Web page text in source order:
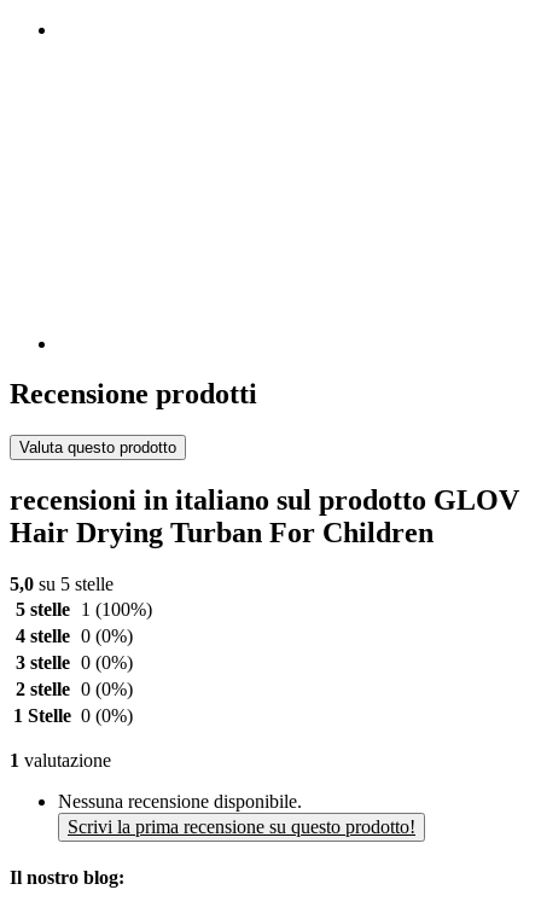
Recensione prodotti
Valuta questo prodotto
recensioni in italiano sul prodotto GLOV
Hair Drying Turban For Children
5,0 su 5 stelle
5 stelle
1 (100%)
4 stelle 0 (0%)
3 stelle 0 (0%)
2 stelle 0 (0%)
1 Stelle 0 (0%)
1 valutazione
Nessuna recensione disponibile.
Scrivi la prima recensione su questo prodotto!
Il nostro blog: